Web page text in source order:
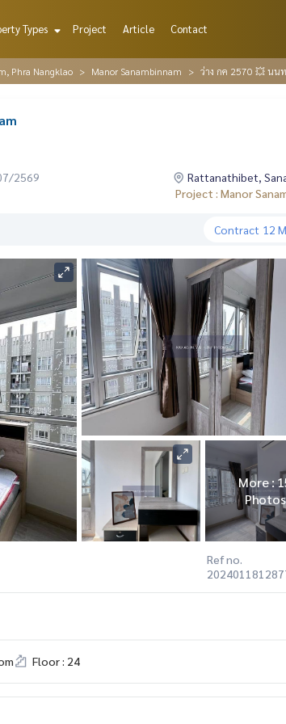
Types Project Article Contact
Phra Nangklao Manor Sanambinnam ว่าง กค 2570 💥 นน
2569
Rattanathibet,
Project : Manor
Contract 12
More :
Photos
Ref no.
Floor : 24